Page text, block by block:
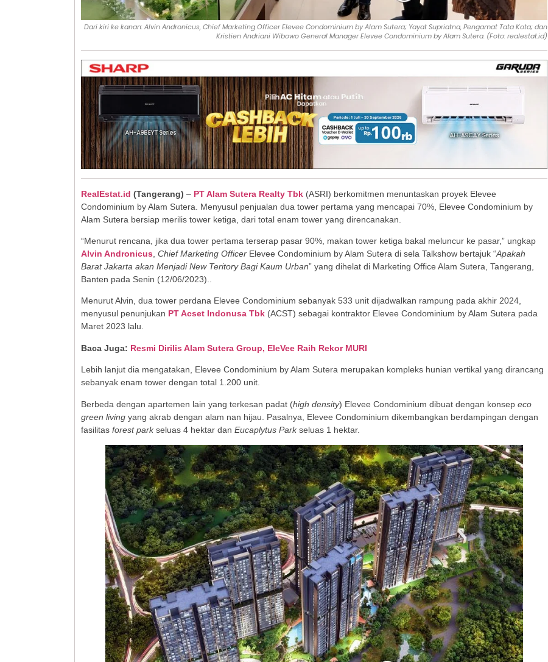
Dari kiri ke kanan: Alvin Andronicus, Chief Marketing Officer Elevee Condominium by Alam Sutera; Yayat Supriatna, Pengamat Tata Kota; dan
Kristien Andriani Wibowo General Manager Elevee Condominium by Alam Sutera. (Foto: realestat.id)
RealEstat.id (Tangerang) – PT Alam Sutera Realty Tbk (ASRI) berkomitmen menuntaskan proyek Elevee
Condominium by Alam Sutera. Menyusul penjualan dua tower pertama yang mencapai 70%, Elevee Condominium by
Alam Sutera bersiap merilis tower ketiga, dari total enam tower yang direncanakan.
“Menurut rencana, jika dua tower pertama terserap pasar 90%, makan tower ketiga bakal meluncur ke pasar,” ungkap
Alvin Andronicus Chief Marketing Officer Elevee Condominium by Alam Sutera di sela Talkshow bertajuk “Apakah
Barat Jakarta akan Menjadi New Teritory Bagi Kaum Urban” yang dihelat di Marketing Office Alam Sutera, Tangerang,
Banten pada Senin (12/06/2023)..
Menurut Alvin, dua tower perdana Elevee Condominium sebanyak 533 unit dijadwalkan rampung pada akhir 2024,
menyusul penunjukan PT Acset Indonusa Tbk (ACST) sebagai kontraktor Elevee Condominium by Alam Sutera pada
Maret 2023 lalu.
Baca Juga: Resmi Dirilis Alam Sutera Group, EleVee Raih Rekor MURI
Lebih lanjut dia mengatakan, Elevee Condominium by Alam Sutera merupakan kompleks hunian vertikal yang dirancang
sebanyak enam tower dengan total 1.200 unit.
Berbeda dengan apartemen lain yang terkesan padat (high density) Elevee Condominium dibuat dengan konsep eco
green living yang akrab dengan alam nan hijau. Pasalnya, Elevee Condominium dikembangkan berdampingan dengan
fasilitas forest parkseluas 4 hektar dan Eucaplytus Parkseluas 1 hektar.